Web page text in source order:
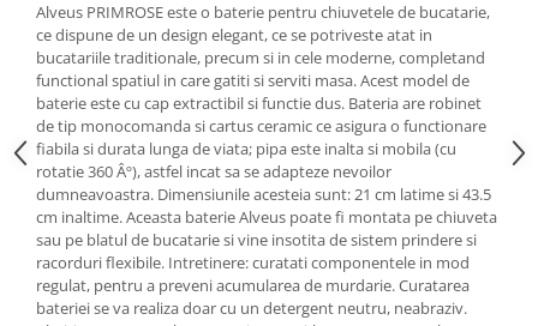
Alveus PRIMROSE este o baterie pentru chiuvetele de bucatarie,
ce dispune de un design elegant, ce se potriveste atat in
bucatariile traditionale, precum si in cele moderne, completand
functional spatiul in care gatiti si serviti masa. Acest model de
baterie este cu cap extractibil si functie dus. Bateria are robinet
de tip monocomanda si cartus ceramic ce asigura o functionare
fiabila si durata lunga de viata; pipa este inalta si mobila (cu
rotatie 360 Âº), astfel incat sa se adapteze nevoilor
dumneavoastra. Dimensiunile acesteia sunt: 21 cm latime si 43.5
cm inaltime. Aceasta baterie Alveus poate fi montata pe chiuveta
sau pe blatul de bucatarie si vine insotita de sistem prindere si
racorduri flexibile. Intretinere: curatati componentele in mod
regulat, pentru a preveni acumularea de murdarie. Curatarea
bateriei se va realiza doar cu un detergent neutru, neabraziv.